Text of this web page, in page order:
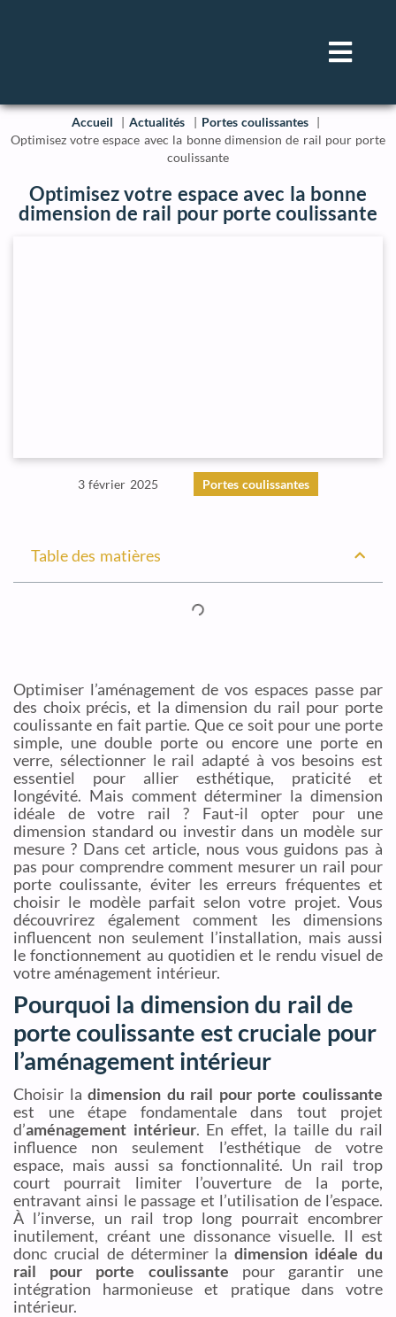
Accueil Actualités
Portes coulissantes
Optimisez votre espace avec la bonne dimension de rail pour porte
coulissante
Optimisez votre espace avec la bonne
dimension de rail pour porte coulissante
3 février 2025 Portes coulissantes
Table des matières
Optimiser l’aménagement de vos espaces passe par
des choix précis, et la dimension du rail pour porte
coulissante en fait partie. Que ce soit pour une porte
simple, une double porte ou encore une porte en
verre, sélectionner le rail adapté à vos besoins est
essentiel pour allier esthétique, praticité et
longévité. Mais comment déterminer la dimension
idéale de votre rail ? Faut-il opter pour une
dimension standard ou investir dans un modèle sur
mesure ? Dans cet article, nous vous guidons pas à
pas pour comprendre comment mesurer un rail pour
porte coulissante, éviter les erreurs fréquentes et
choisir le modèle parfait selon votre projet. Vous
découvrirez également comment les dimensions
influencent non seulement l’installation, mais aussi
le fonctionnement au quotidien et le rendu visuel de
votre aménagement intérieur.
Pourquoi la dimension du rail de
porte coulissante est cruciale pour
l’aménagement intérieur
Choisir ladimension du rail pour porte coulissante
est une étape fondamentale dans tout projet
d’aménagement intérieur. En effet, la taille du rail
influence non seulement l’esthétique de votre
espace, mais aussi sa fonctionnalité. Un rail trop
court pourrait limiter l’ouverture de la porte,
entravant ainsi le passage et l’utilisation de l’espace.
À l’inverse, un rail trop long pourrait encombrer
inutilement, créant une dissonance visuelle. Il est
donc crucial de déterminer ladimension idéale du
rail pour porte coulissante pour garantir une
intégration harmonieuse et pratique dans votre
intérieur.